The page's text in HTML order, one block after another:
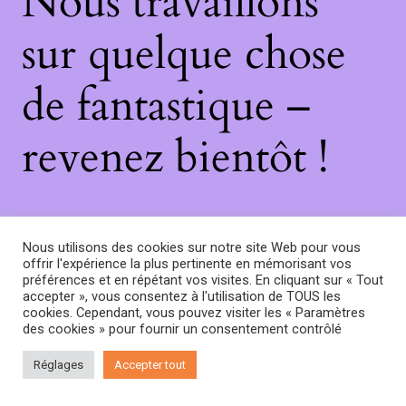
sur quelque chose
de fantastique –
revenez bientôt !
Nous utilisons des cookies sur notre site Web pour vous
offrir l'expérience la plus pertinente en mémorisant vos
préférences et en répétant vos visites. En cliquant sur « Tout
accepter », vous consentez à l'utilisation de TOUS les
cookies. Cependant, vous pouvez visiter les « Paramètres
des cookies » pour fournir un consentement contrôlé
Réglages Accepter tout